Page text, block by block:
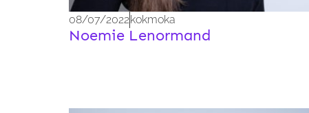
08/07/2022kokmoka
Noemie Lenormand